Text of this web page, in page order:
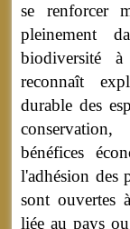
se renforcer
pleinement
biodiversité
reconnaît
durable des
bénéfices
l'adhésion des
sont ouvertes
liée au pays